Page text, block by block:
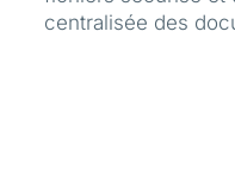
centralisée des